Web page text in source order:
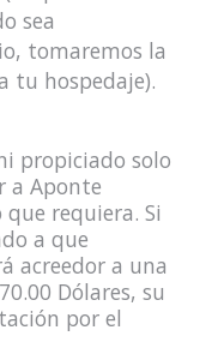
sea
tomaremos la
tu hospedaje).
propiciado solo
a Aponte
requiera. Si
a que
acreedor a una
Dólares, su
por el